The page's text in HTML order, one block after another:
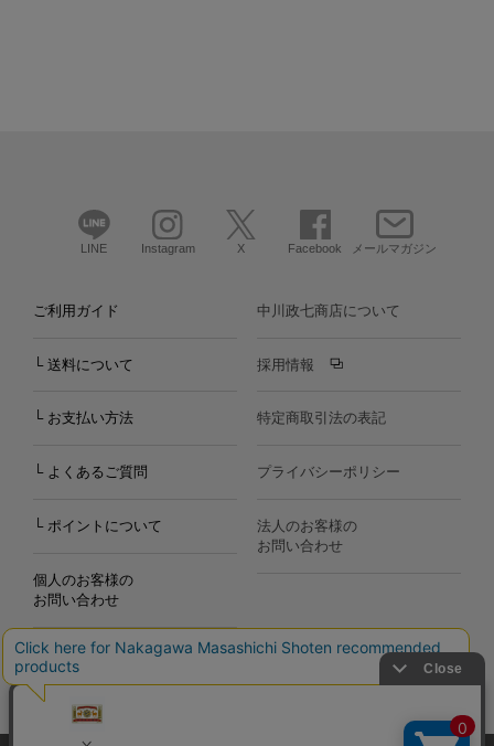
LINE Instagram X Facebook メールマガジン
ご利用ガイド
└ 送料について
└ お支払い方法
└ よくあるご質問
└ ポイントについて
個人のお客様の
お問い合わせ
中川政七商店について
採用情報
特定商取引法の表記
プライバシーポリシー
法人のお客様の
お問い合わせ